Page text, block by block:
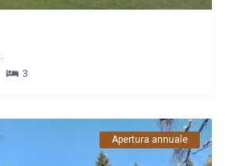
3
Apertura annuale